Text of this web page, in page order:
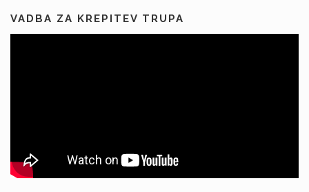
VADBA ZA KREPITEV TRUPA